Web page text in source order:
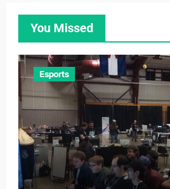
You Missed
Esports